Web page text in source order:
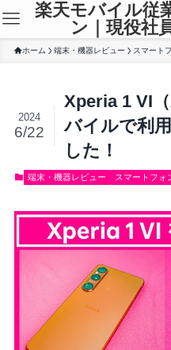
楽天モバイル従
ン｜現役社
ホーム 端末・機器レビュー スマート
Xperia 1 VI
バイルで利
した！
2024
6/22
端末・機器レビュー スマートフォ